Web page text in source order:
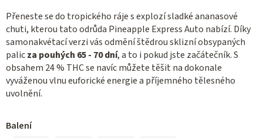
Přeneste se do tropického ráje s explozí sladké ananasové
chuti, kterou tato odrůda Pineapple Express Auto nabízí. Díky
samonakvétací verzi vás odmění štědrou sklizní obsypaných
palicza pouhých 65 - 70 dní, a to i pokud jste začátečník. S
obsahem 24 % THC se navíc můžete těšit na dokonale
vyváženou vlnu euforické energie a příjemného tělesného
uvolnění.
Balení